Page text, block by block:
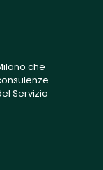
che
Servizio